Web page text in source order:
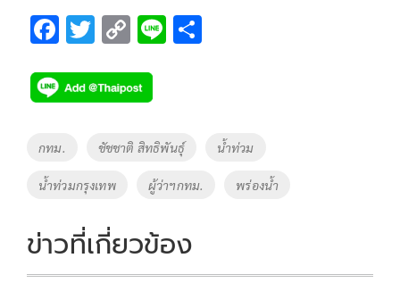
F
e
b
o
o
k
T
tt
er
C
p
y
Li
Li
Tags
กทม. ชัชชาติ สิทธิพันธุ์ น้ำท่วม
น้ำท่วมกรุงเทพ ผู้ว่าฯกทม. พร่องน้ำ
ข่าวที่เกี่ยวข้อง